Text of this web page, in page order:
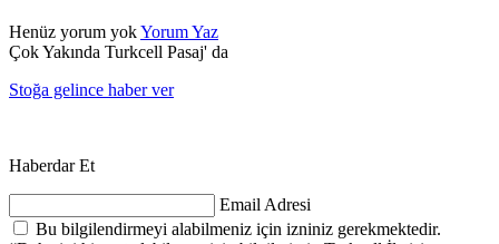
Henüz yorum yokYorum Yaz
Çok Yakında Turkcell Pasaj' da
Stoğa gelince haber ver
Haberdar Et
Email Adresi
Bu bilgilendirmeyi alabilmeniz için izniniz gerekmektedir.